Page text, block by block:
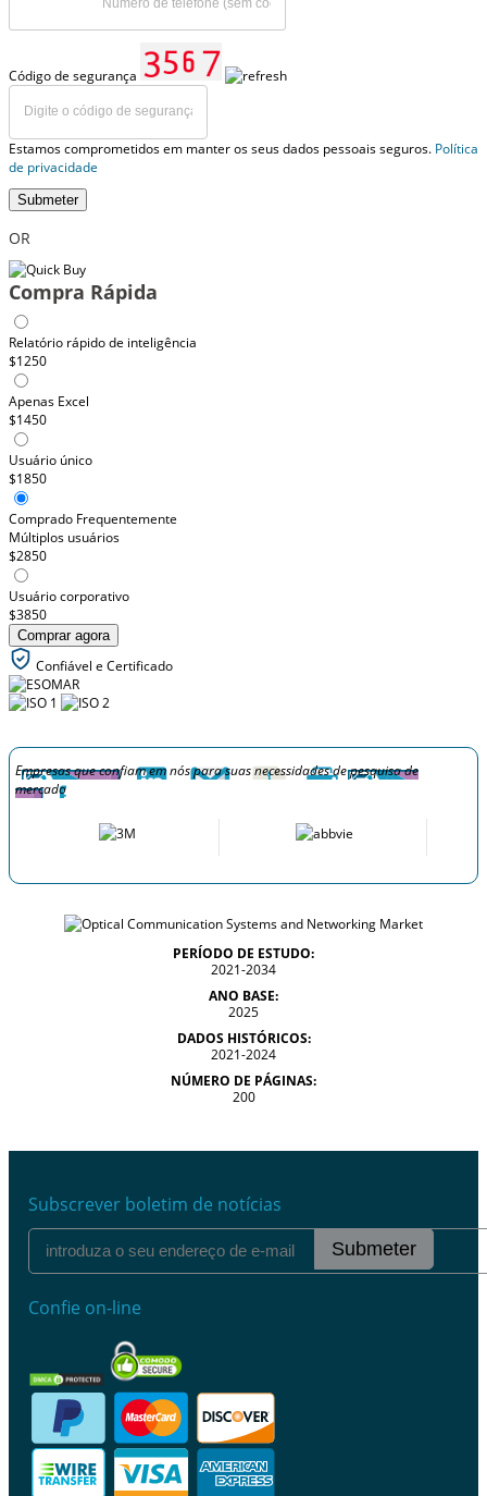
Código de segurança
Estamos comprometidos em manter os seus dados pessoais seguros. Política
de privacidade
Submeter
OR
Compra Rápida
Relatório rápido de inteligência
$1250
Apenas Excel
$1450
Usuário único
$1850
Comprado Frequentemente
Múltiplos usuários
$2850
Usuário corporativo
$3850
Comprar agora
Confiável e Certificado
Empresas que confiam em nós para suas necessidades de pesquisa de
mercado
PERÍODO DE ESTUDO:
2021-2034
ANO BASE:
2025
DADOS HISTÓRICOS:
2021-2024
NÚMERO DE PÁGINAS:
200
Subscrever boletim de notícias
Submeter
Confie on-line